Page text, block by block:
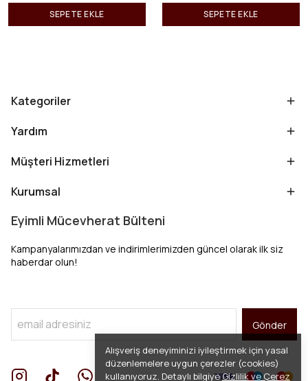
Alışveriş deneyiminizi iyileştirmek için yasal
düzenlemelere uygun çerezler (cookies)
kullanıyoruz. Detaylı bilgiyeGizlilik ve Çerez
SEPETE EKLE SEPETE EKLE
Kategoriler
Yardım
Müşteri Hizmetleri
Kurumsal
Eyimli Mücevherat Bülteni
Kampanyalarımızdan ve indirimlerimizden güncel olarak ilk siz
haberdar olun!
Gönder